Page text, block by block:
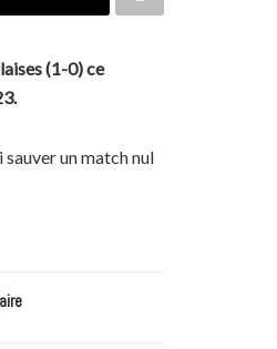
(1-0) ce
un match nul